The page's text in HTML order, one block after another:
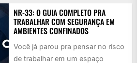
NR-33: O GUIA COMPLETO PRA
TRABALHAR COM SEGURANÇA EM
AMBIENTES CONFINADOS
Você já parou pra pensar no risco
de trabalhar em um espaço